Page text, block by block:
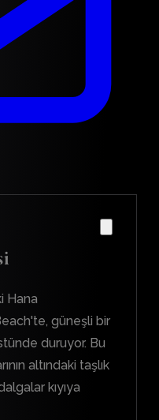
Hana
güneşli bir
duruyor. Bu
altındaki taşlık
kıyıya